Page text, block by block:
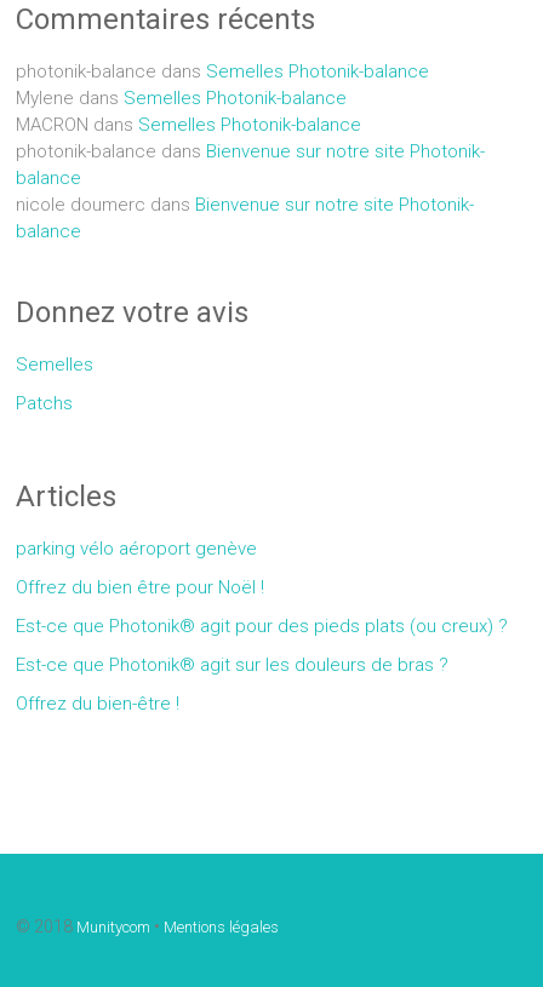
Commentaires récents
photonik-balance dans Semelles Photonik-balance
Mylene dans Semelles Photonik-balance
MACRON dans Semelles Photonik-balance
photonik-balance dans Bienvenue sur notre site Photonik-
balance
nicole doumerc dans Bienvenue sur notre site Photonik-
balance
Donnez votre avis
Semelles
Patchs
Articles
parking vélo aéroport genève
Offrez du bien être pour Noël !
Est-ce que Photonik® agit pour des pieds plats (ou creux) ?
Est-ce que Photonik® agit sur les douleurs de bras ?
Offrez du bien-être !
© 2018 Munitycom • Mentions légales